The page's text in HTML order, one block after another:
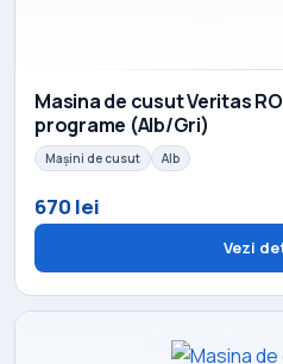
Masina de cusut Veritas
programe (Alb/Gri)
Mașini de cusut Alb
670 lei
Vezi